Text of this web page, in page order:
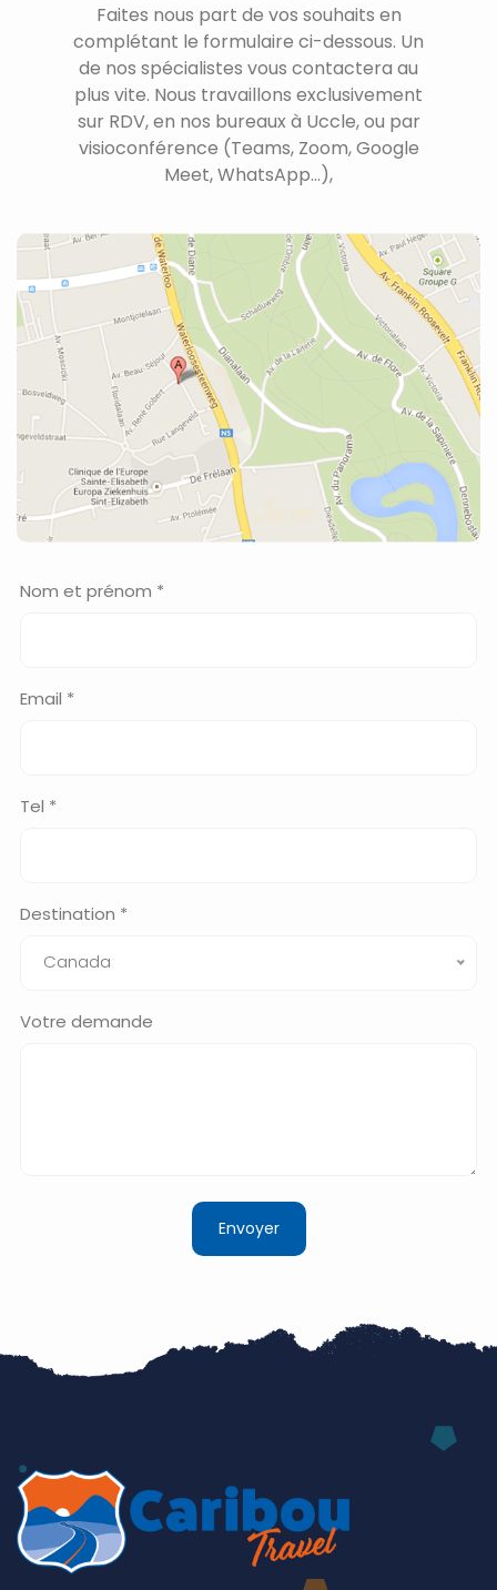
Faites nous part de vos souhaits en
complétant le formulaire ci-dessous. Un
de nos spécialistes vous contactera au
plus vite. Nous travaillons exclusivement
sur RDV, en nos bureaux à Uccle, ou par
visioconférence (Teams, Zoom, Google
Meet, WhatsApp...),
Nom et prénom *
Email *
Tel *
Destination *
Canada
Votre demande